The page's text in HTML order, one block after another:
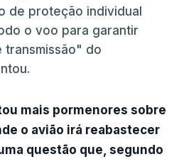
de proteção individual
o voo para garantir
transmissão" do
mais pormenores sobre
o avião irá reabastecer
questão que, segundo